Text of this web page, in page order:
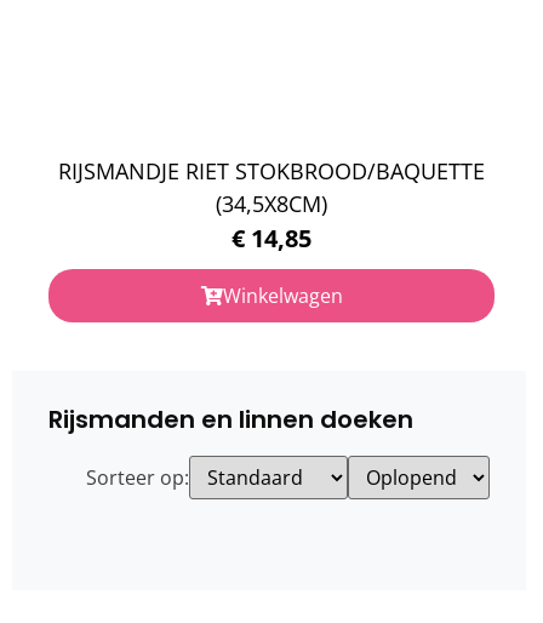
RIJSMANDJE RIET STOKBROOD/BAQUETTE
(34,5X8CM)
€ 14,85
Winkelwagen
Rijsmanden en linnen doeken
Sorteer op: